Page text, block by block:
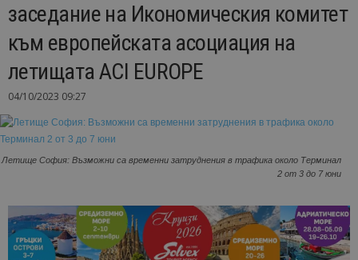
заседание на Икономическия комитет
към европейската асоциация на
летищата ACI EUROPE
04/10/2023 09:27
Летище София: Възможни са временни затруднения в трафика около Терминал
2 от 3 до 7 юни